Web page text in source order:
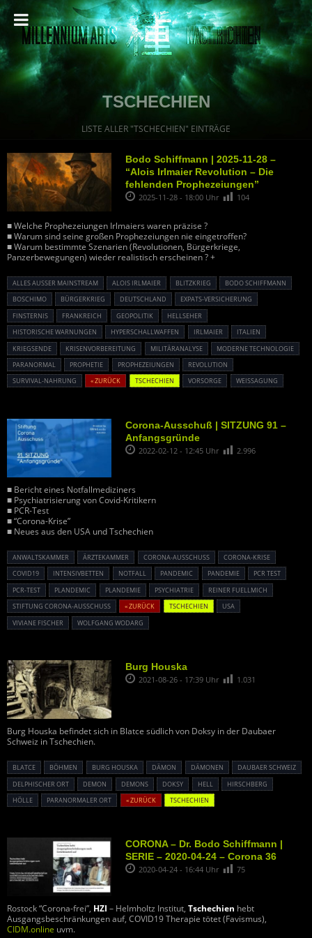
TSCHECHIEN
LISTE ALLER "TSCHECHIEN" EINTRÄGE
Bodo Schiffmann | 2025-11-28 –
“Alois Irlmaier Revolution – Die
fehlenden Prophezeiungen”
2025-11-28 - 18:00 Uhr 104
■ Welche Prophezeiungen Irlmaiers waren präzise ?
■ Warum sind seine großen Prophezeiungen nie eingetroffen?
■ Warum bestimmte Szenarien (Revolutionen, Bürgerkriege,
Panzerbewegungen) wieder realistisch erscheinen ? +
ALLES AUSSER MAINSTREAM ALOIS IRLMAIER BLITZKRIEG
BODO SCHIFFMANN
BOSCHIMO
BÜRGERKRIEG DEUTSCHLAND
EXPATS-VERSICHERUNG
FINSTERNIS
FRANKREICH GEOPOLITIK
HELLSEHER
HISTORISCHE WARNUNGEN
HYPERSCHALLWAFFEN IRLMAIER
ITALIEN
KRIEGSENDE
KRISENVORBEREITUNG MILITÄRANALYSE
MODERNE TECHNOLOGIE
PARANORMAL
PROPHETIE PROPHEZEIUNGEN
REVOLUTION
SURVIVAL-NAHRUNG
« ZURÜCK TSCHECHIEN VORSORGE WEISSAGUNG
Corona-Ausschuß | SITZUNG 91 –
Anfangsgründe
2022-02-12 - 12:45 Uhr 2.996
■ Bericht eines Notfallmediziners
■ Psychiatrisierung von Covid-Kritikern
■ PCR-Test
■ “Corona-Krise”
■ Neues aus den USA und Tschechien
ANWALTSKAMMER ÄRZTEKAMMER CORONA-AUSSCHUSS
CORONA-KRISE
COVID19
INTENSIVBETTEN NOTFALL PANDEMIC PANDEMIE
PCR TEST
PCR-TEST
PLANDEMIC PLANDEMIE PSYCHIATRIE
REINER FUELLMICH
STIFTUNG CORONA-AUSSCHUSS
« ZURÜCK TSCHECHIEN
USA
VIVIANE FISCHER
WOLFGANG WODARG
Burg Houska
2021-08-26 - 17:39 Uhr 1.031
Burg Houska befindet sich in Blatce südlich von Doksy in der Daubaer
Schweiz in Tschechien.
BLATCE BÖHMEN BURG HOUSKA DÄMON DÄMONEN
DAUBAER SCHWEIZ
DELPHISCHER ORT
DEMON DEMONS DOKSY HELL
HIRSCHBERG
HÖLLE
PARANORMALER ORT « ZURÜCK TSCHECHIEN
CORONA – Dr. Bodo Schiffmann |
SERIE – 2020-04-24 – Corona 36
2020-04-24 - 16:44 Uhr 75
Rostock “Corona-frei”, HZI – Helmholtz Institut, Tschechien hebt
Ausgangsbeschränkungen auf, COVID19 Therapie tötet (Favismus),
CIDM.online uvm.